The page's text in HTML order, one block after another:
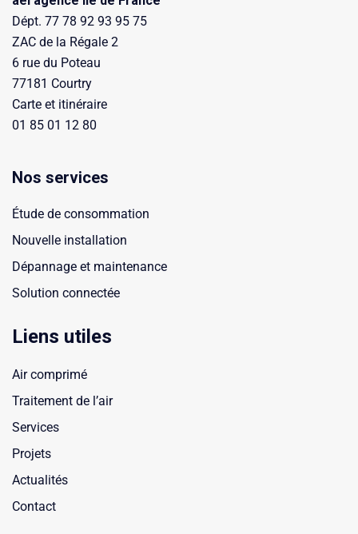
Dépt. 77 78 92 93 95 75
ZAC de la Régale 2
6 rue du Poteau
77181 Courtry
Carte et itinéraire
01 85 01 12 80
Nos services
Étude de consommation
Nouvelle installation
Dépannage et maintenance
Solution connectée
Liens utiles
Air comprimé
Traitement de l’air
Services
Projets
Actualités
Contact